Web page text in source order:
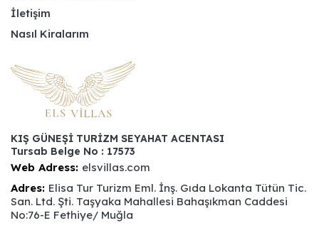
İletişim
Nasıl Kiralarım
KIŞ GÜNEŞİ TURİZM SEYAHAT ACENTASI
Tursab Belge No : 17573
Web Adress: elsvillas.com
Adres: Elisa Tur Turizm Eml. İnş. Gıda Lokanta Tütün Tic.
San. Ltd. Şti. Taşyaka Mahallesi Bahaşıkman Caddesi
No:76-E Fethiye/ Muğla